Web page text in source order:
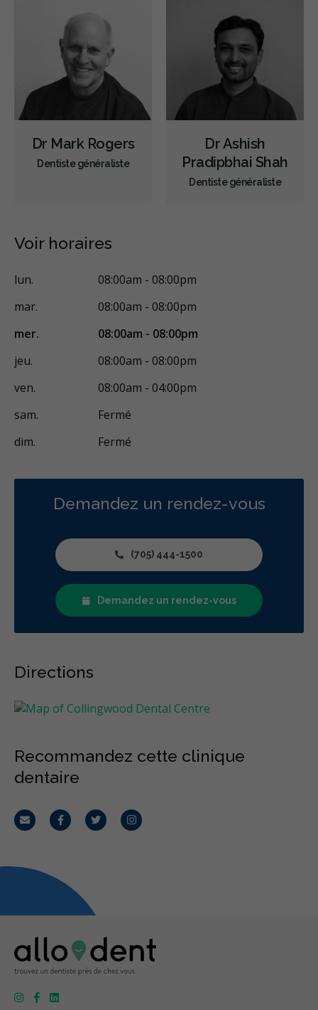
Sédation - protoxyde d'azote
Sédation - orale
Appareils dentaires
Soins dentaires pour enfants
Services esthétiques
Diagnostique
Endodontie
Chirurgie buccale Orthodontie
Parodontie
RCSD (Régime canadien de soins dentaires)
Moins
Dr Mark Rogers
Dentiste généraliste
Dr Ashish
Pradipbhai Shah
Dentiste généraliste
Voir horaires
lun.
08:00am - 08:00pm
mar.
08:00am - 08:00pm
mer.
08:00am - 08:00pm
jeu.
08:00am - 08:00pm
ven.
08:00am - 04:00pm
sam.
Fermé
dim.
Fermé
Demandez un rendez-vous
(705) 444-1500
Demandez un rendez-vous
Directions
Recommandez cette clinique
dentaire
CourrielFacebookTwitterInstagram